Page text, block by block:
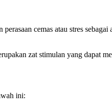
cemas atau stres
zat stimulan yang dapat
ini: